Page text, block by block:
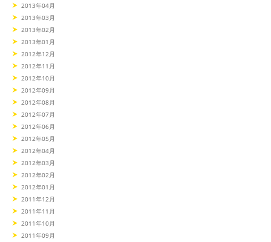
2013年04月
2013年03月
2013年02月
2013年01月
2012年12月
2012年11月
2012年10月
2012年09月
2012年08月
2012年07月
2012年06月
2012年05月
2012年04月
2012年03月
2012年02月
2012年01月
2011年12月
2011年11月
2011年10月
2011年09月